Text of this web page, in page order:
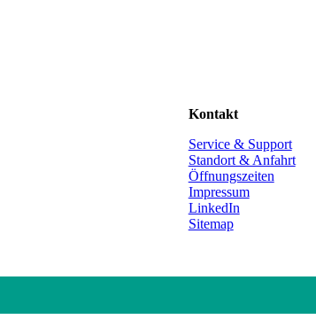
Kontakt
Service & Support
Standort & Anfahrt
Öffnungszeiten
Impressum
LinkedIn
Sitemap